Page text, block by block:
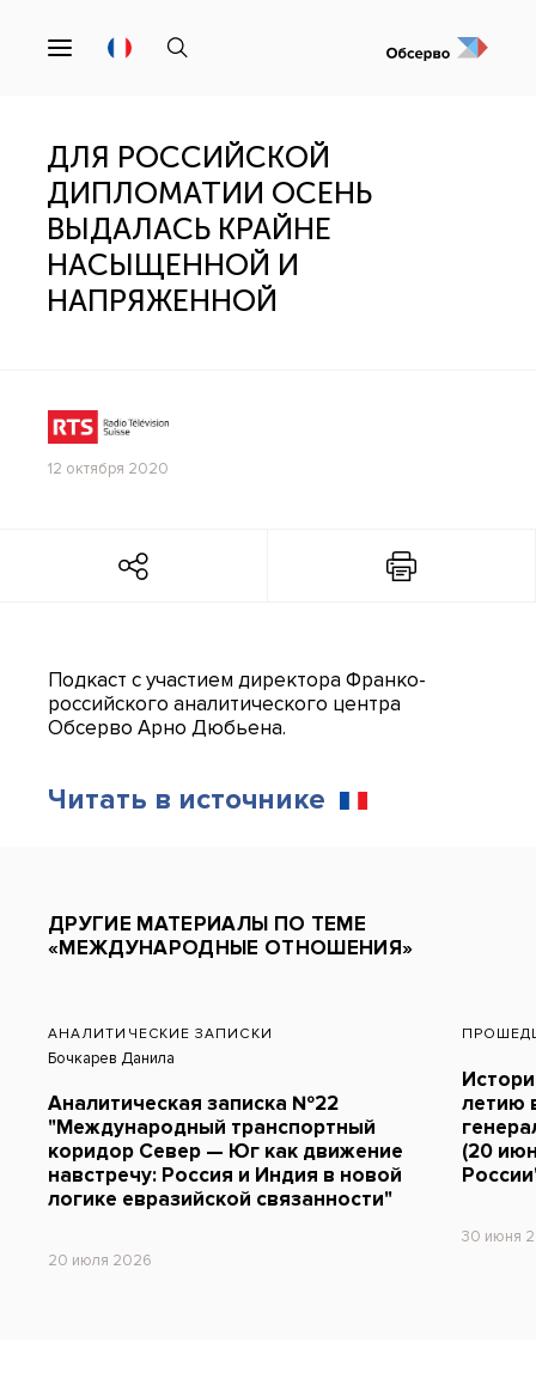
ДЛЯ РОССИЙСКОЙ
ДИПЛОМАТИИ ОСЕНЬ
ВЫДАЛАСЬ КРАЙНЕ
НАСЫЩЕННОЙ И
НАПРЯЖЕННОЙ
12 октября 2020
Подкаст с участием директора Франко-
российского аналитического центра
Обсерво Арно Дюбьена.
Читать в источнике
ДРУГИЕ МАТЕРИАЛЫ ПО ТЕМЕ
«МЕЖДУНАРОДНЫЕ ОТНОШЕНИЯ»
АНАЛИТИЧЕСКИЕ ЗАПИСКИ
Бочкарев Данила
Аналитическая записка №22
"Международный транспортный
коридор Север — Юг как движение
навстречу: Россия и Индия в новой
логике евразийской связанности"
20 июля 2026
летию
(20
30 июня